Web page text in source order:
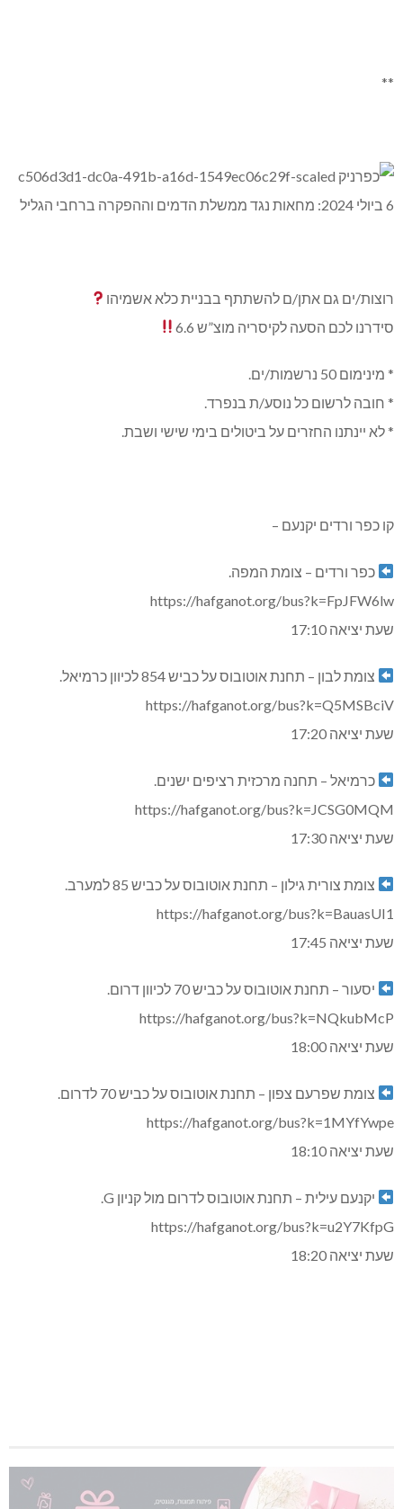
**
רוצות/ים גם אתן/ם להשתתף בבניית כלא אשמיהו
סידרנו לכם הסעה לקיסריה מוצ”ש 6.6
* מינימום 50 נרשמות/ים.
* חובה לרשום כל נוסע/ת בנפרד.
* לא יינתנו החזרים על ביטולים בימי שישי ושבת.
קו כפר ורדים יקנעם –
כפר ורדים – צומת המפה.
https://hafganot.org/bus?k=FpJFW6lw
שעת יציאה 17:10
צומת לבון – תחנת אוטובוס על כביש 854 לכיוון כרמיאל.
https://hafganot.org/bus?k=Q5MSBciV
שעת יציאה 17:20
כרמיאל – תחנה מרכזית רציפים ישנים.
https://hafganot.org/bus?k=JCSG0MQM
שעת יציאה 17:30
צומת צורית גילון – תחנת אוטובוס על כביש 85 למערב.
https://hafganot.org/bus?k=BauasUI1
שעת יציאה 17:45
יסעור – תחנת אוטובוס על כביש 70 לכיוון דרום.
https://hafganot.org/bus?k=NQkubMcP
שעת יציאה 18:00
צומת שפרעם צפון – תחנת אוטובוס על כביש 70 לדרום.
https://hafganot.org/bus?k=1MYfYwpe
שעת יציאה 18:10
יקנעם עילית – תחנת אוטובוס לדרום מול קניון G.
https://hafganot.org/bus?k=u2Y7KfpG
שעת יציאה 18:20